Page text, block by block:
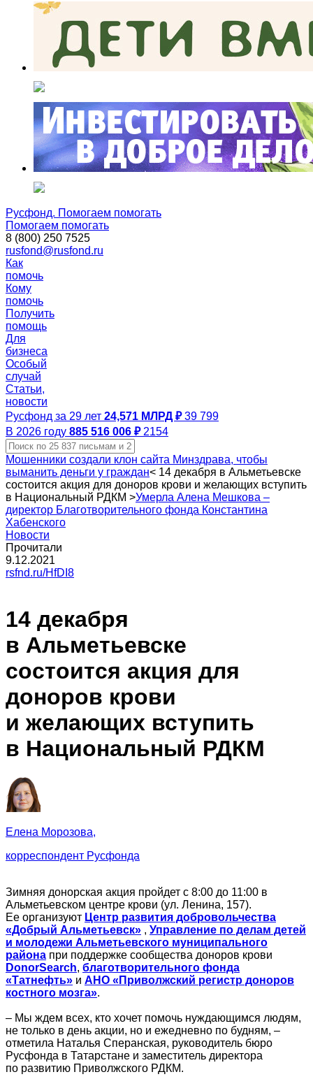
Русфонд. Помогаем помогать
Помогаем помогать
8 (800) 250 7525
rusfond@rusfond.ru
Как
помочь
Кому
помочь
Получить
помощь
Для
бизнеса
Особый
случай
Статьи,
новости
Русфонд за 29 лет 24,571 МЛРД ₽ 39 799
В 2026 году 885 516 006 ₽ 2154
Мошенники создали клон сайта Минздрава, чтобы
выманить деньги у граждан< 14 декабря в Альметьевске
состоится акция для доноров крови и желающих вступить
в Национальный РДКМ >Умерла Алена Мешкова –
директор Благотворительного фонда Константина
Хабенского
Новости
Прочитали
9.12.2021
rsfnd.ru/HfDI8
14 декабря
в Альметьевске
состоится акция для
доноров крови
и желающих вступить
в Национальный РДКМ
Елена Морозова,
корреспондент Русфонда
Зимняя донорская акция пройдет с 8:00 до 11:00 в
Альметьевском центре крови (ул. Ленина, 157).
Ее организуют Центр развития добровольчества
«Добрый Альметьевск» , Управление по делам детей
и молодежи Альметьевского муниципального
района при поддержке сообщества доноров крови
DonorSearch, благотворительного фонда
«Татнефть» и АНО «Приволжский регистр доноров
костного мозга».
– Мы ждем всех, кто хочет помочь нуждающимся людям,
не только в день акции, но и ежедневно по будням, –
отметила Наталья Сперанская, руководитель бюро
Русфонда в Татарстане и заместитель директора
по развитию Приволжского РДКМ.